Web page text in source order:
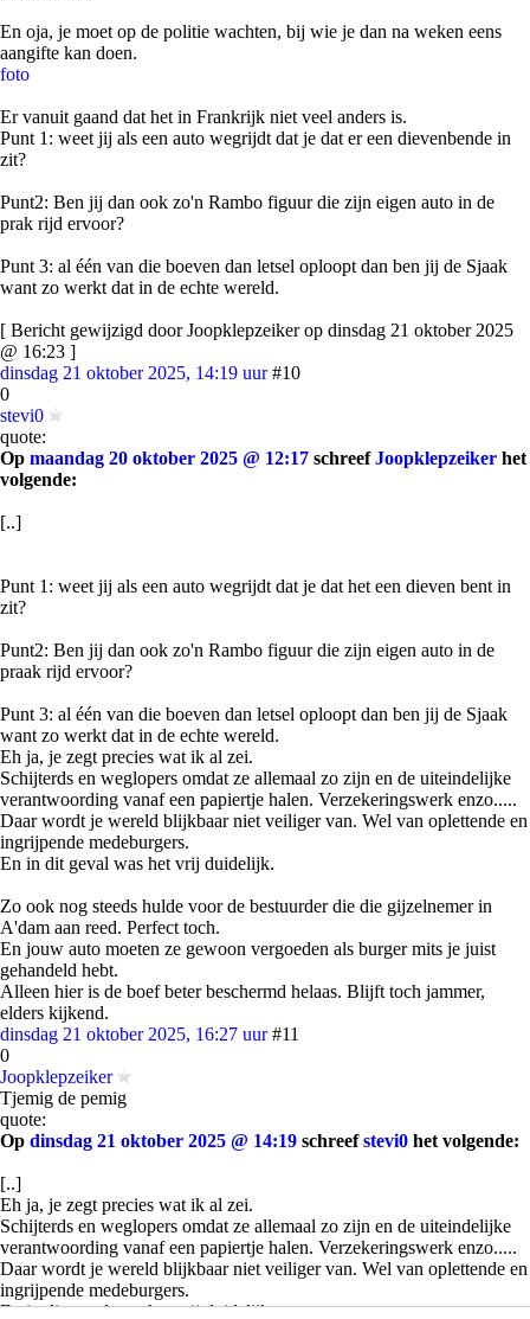
En oja, je moet op de politie wachten, bij wie je dan na weken eens
aangifte kan doen.
foto
Er vanuit gaand dat het in Frankrijk niet veel anders is.
Punt 1: weet jij als een auto wegrijdt dat je dat er een dievenbende in
zit?
Punt2: Ben jij dan ook zo'n Rambo figuur die zijn eigen auto in de
prak rijd ervoor?
Punt 3: al één van die boeven dan letsel oploopt dan ben jij de Sjaak
want zo werkt dat in de echte wereld.
[ Bericht gewijzigd door Joopklepzeiker op dinsdag 21 oktober 2025
@ 16:23 ]
dinsdag 21 oktober 2025, 14:19 uur #10
0
stevi0
quote:
Op maandag 20 oktober 2025 @ 12:17 schreefJoopklepzeiker het
volgende:
[..]
Punt 1: weet jij als een auto wegrijdt dat je dat het een dieven bent in
zit?
Punt2: Ben jij dan ook zo'n Rambo figuur die zijn eigen auto in de
praak rijd ervoor?
Punt 3: al één van die boeven dan letsel oploopt dan ben jij de Sjaak
want zo werkt dat in de echte wereld.
Eh ja, je zegt precies wat ik al zei.
Schijterds en weglopers omdat ze allemaal zo zijn en de uiteindelijke
verantwoording vanaf een papiertje halen. Verzekeringswerk enzo.....
Daar wordt je wereld blijkbaar niet veiliger van. Wel van oplettende en
ingrijpende medeburgers.
En in dit geval was het vrij duidelijk.
Zo ook nog steeds hulde voor de bestuurder die die gijzelnemer in
A'dam aan reed. Perfect toch.
En jouw auto moeten ze gewoon vergoeden als burger mits je juist
gehandeld hebt.
Alleen hier is de boef beter beschermd helaas. Blijft toch jammer,
elders kijkend.
dinsdag 21 oktober 2025, 16:27 uur #11
0
Joopklepzeiker
Tjemig de pemig
quote:
Op dinsdag 21 oktober 2025 @ 14:19 schreefstevi0 het volgende:
[..]
Eh ja, je zegt precies wat ik al zei.
Schijterds en weglopers omdat ze allemaal zo zijn en de uiteindelijke
verantwoording vanaf een papiertje halen. Verzekeringswerk enzo.....
Daar wordt je wereld blijkbaar niet veiliger van. Wel van oplettende en
ingrijpende medeburgers.
En in dit geval was het vrij duidelijk.